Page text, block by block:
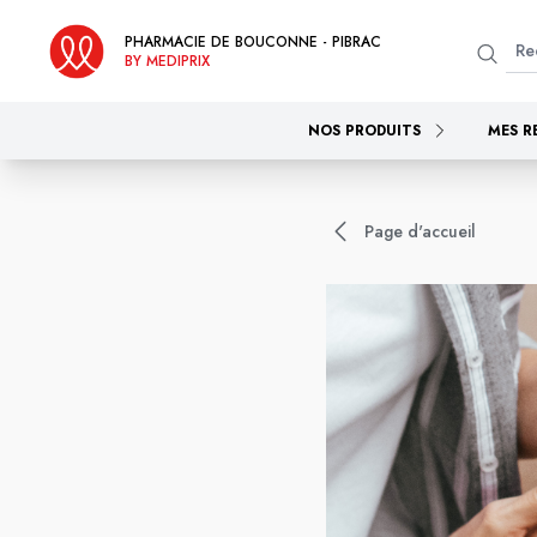
PHARMACIE DE BOUCONNE - PIBRAC
BY MEDIPRIX
NOS PRODUITS MES
Page d'accueil